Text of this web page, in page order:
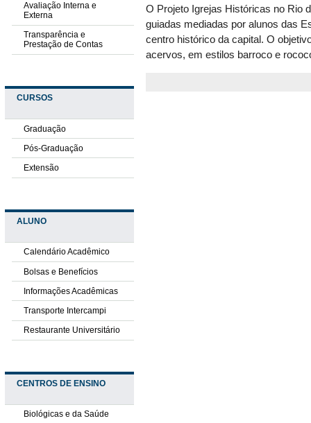
Avaliação Interna e
Externa
Transparência e
Prestação de Contas
CURSOS
Graduação
Pós-Graduação
Extensão
ALUNO
Calendário Acadêmico
Bolsas e Benefícios
Informações Acadêmicas
Transporte Intercampi
Restaurante Universitário
CENTROS DE ENSINO
Biológicas e da Saúde
O Projeto Igrejas Históricas no Rio
guiadas mediadas por alunos das
centro histórico da capital. O
acervos,em estilos barroco e